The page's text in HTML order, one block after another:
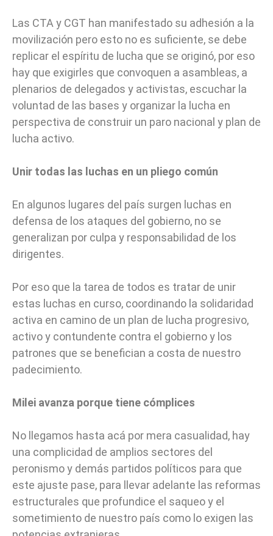
Las CTA y CGT han manifestado su adhesión a la
movilización pero esto no es suficiente, se debe
replicar el espíritu de lucha que se originó, por eso
hay que exigirles que convoquen a asambleas, a
plenarios de delegados y activistas, escuchar la
voluntad de las bases y organizar la lucha en
perspectiva de construir un paro nacional y plan de
lucha activo.
Unir todas las luchas en un pliego común
En algunos lugares del país surgen luchas en
defensa de los ataques del gobierno, no se
generalizan por culpa y responsabilidad de los
dirigentes.
Por eso que la tarea de todos es tratar de unir
estas luchas en curso, coordinando la solidaridad
activa en camino de un plan de lucha progresivo,
activo y contundente contra el gobierno y los
patrones que se benefician a costa de nuestro
padecimiento.
Milei avanza porque tiene cómplices
No llegamos hasta acá por mera casualidad, hay
una complicidad de amplios sectores del
peronismo y demás partidos políticos para que
este ajuste pase, para llevar adelante las reformas
estructurales que profundice el saqueo y el
sometimiento de nuestro país como lo exigen las